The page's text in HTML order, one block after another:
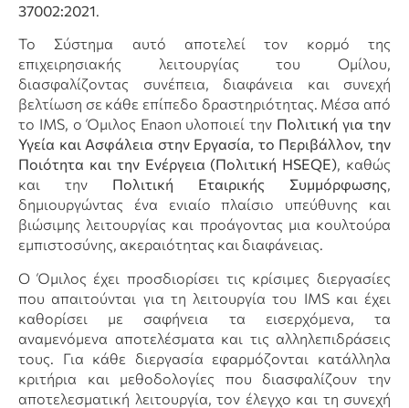
37002:2021.
Το Σύστημα αυτό αποτελεί τον κορμό της
επιχειρησιακής λειτουργίας του Ομίλου,
διασφαλίζοντας συνέπεια, διαφάνεια και συνεχή
βελτίωση σε κάθε επίπεδο δραστηριότητας. Μέσα από
το IMS, ο Όμιλος Enaon υλοποιεί την Πολιτική για την
Υγεία και Ασφάλεια στην Εργασία, το Περιβάλλον, την
Ποιότητα και την Ενέργεια (Πολιτική HSEQE), καθώς
και την Πολιτική Εταιρικής Συμμόρφωσης,
δημιουργώντας ένα ενιαίο πλαίσιο υπεύθυνης και
βιώσιμης λειτουργίας και προάγοντας μια κουλτούρα
εμπιστοσύνης, ακεραιότητας και διαφάνειας.
Ο Όμιλος έχει προσδιορίσει τις κρίσιμες διεργασίες
που απαιτούνται για τη λειτουργία του IMS και έχει
καθορίσει με σαφήνεια τα εισερχόμενα, τα
αναμενόμενα αποτελέσματα και τις αλληλεπιδράσεις
τους. Για κάθε διεργασία εφαρμόζονται κατάλληλα
κριτήρια και μεθοδολογίες που διασφαλίζουν την
αποτελεσματική λειτουργία, τον έλεγχο και τη συνεχή